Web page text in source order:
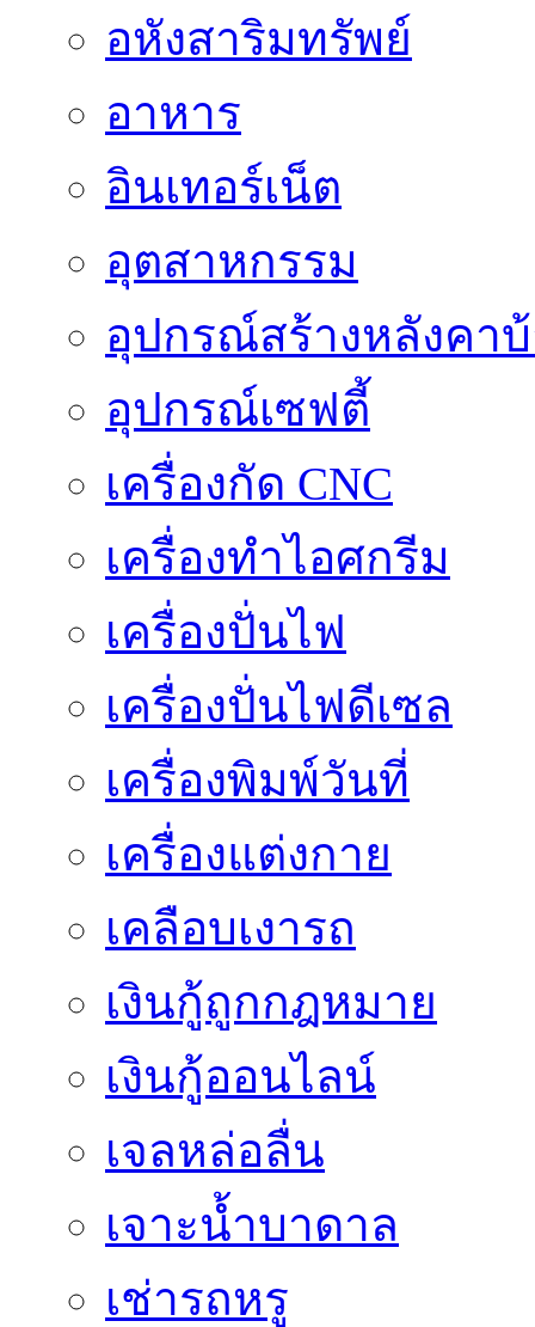
อหังสาริมทรัพย์
อาหาร
อินเทอร์เน็ต
อุตสาหกรรม
อุปกรณ์สร้างหลังคา
อุปกรณ์เซฟตี้
เครื่องกัด CNC
เครื่องทำไอศกรีม
เครื่องปั่นไฟ
เครื่องปั่นไฟดีเซล
เครื่องพิมพ์วันที่
เครื่องแต่งกาย
เคลือบเงารถ
เงินกู้ถูกกฎหมาย
เงินกู้ออนไลน์
เจลหล่อลื่น
เจาะน้ำบาดาล
เช่ารถหรู